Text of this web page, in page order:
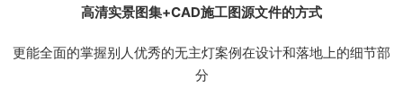
高清实景图集+CAD施工图源文件的方式
更能全面的掌握别人优秀的无主灯案例在设计和落地上的细节部
分